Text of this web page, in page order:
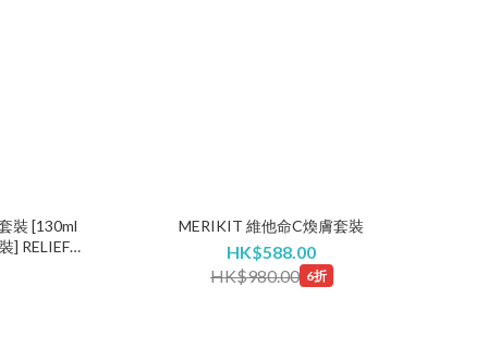
裝 [130ml
] RELIEF
MERIKIT 維他命C煥膚套裝
HK$588.00
HK$980.00 6折